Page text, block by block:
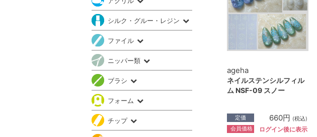
ageha
ネイルステンシルフィル
ム NSF-09 スノー
定価 660円 (税込)
会員価格 ログイン後に表示
シルク・グルー・レジン
ファイル
ニッパー類
ブラシ
フォーム
チップ